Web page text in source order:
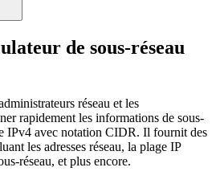
de sous-réseau
réseau et les
rapidement les informations de sous-
IPv4 avec notation CIDR. Il fournit des
les adresses réseau, la plage IP
réseau, et plus encore.